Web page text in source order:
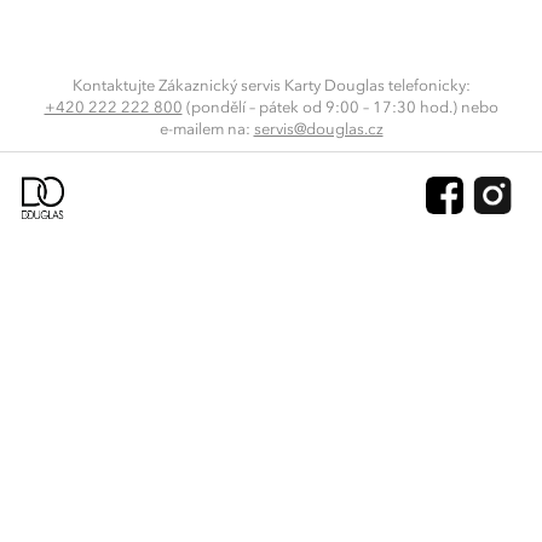
Kontaktujte Zákaznický servis Karty Douglas telefonicky:
+420 222 222 800 (pondělí – pátek od 9:00 – 17:30 hod.) nebo
e-mailemna: servis@douglas.cz